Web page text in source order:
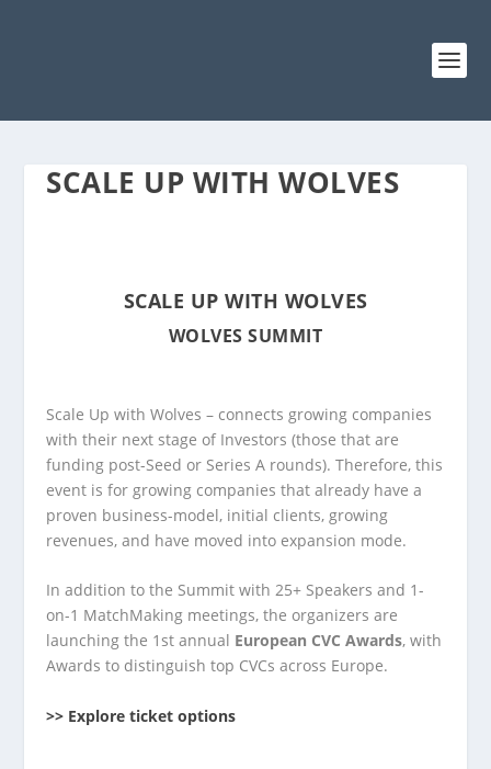
SCALE UP WITH WOLVES
SCALE UP WITH WOLVES
WOLVES SUMMIT
Scale Up with Wolves – connects growing companies
with their next stage of Investors (those that are
funding post-Seed or Series A rounds). Therefore, this
event is for growing companies that already have a
proven business-model, initial clients, growing
revenues, and have moved into expansion mode.
In addition to the Summit with 25+ Speakers and 1-
on-1 MatchMaking meetings, the organizers are
launching the 1st annual European CVC Awards, with
Awards to distinguish top CVCs across Europe.
>> Explore ticket options